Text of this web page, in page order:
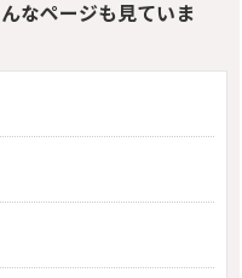
なページも見ていま